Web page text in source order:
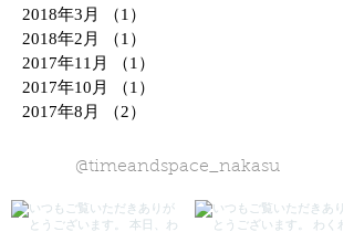
2018年3月
（1）
2018年2月
（1）
2017年11月
（1）
2017年10月
（1）
2017年8月
（2）
@timeandspace_nakasu